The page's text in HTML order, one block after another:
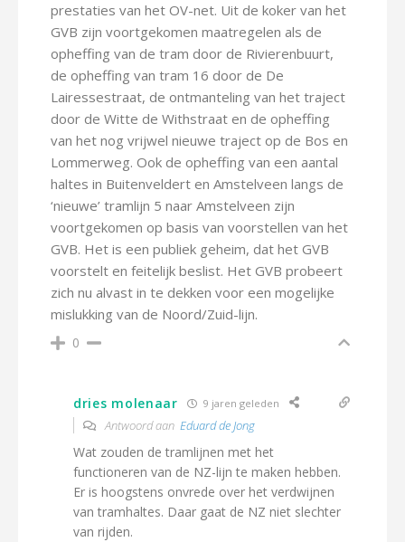
prestaties van het OV-net. Uit de koker van het
GVB zijn voortgekomen maatregelen als de
opheffing van de tram door de Rivierenbuurt,
de opheffing van tram 16 door de De
Lairessestraat, de ontmanteling van het traject
door de Witte de Withstraat en de opheffing
van het nog vrijwel nieuwe traject op de Bos en
Lommerweg. Ook de opheffing van een aantal
haltes in Buitenveldert en Amstelveen langs de
‘nieuwe’ tramlijn 5 naar Amstelveen zijn
voortgekomen op basis van voorstellen van het
GVB. Het is een publiek geheim, dat het GVB
voorstelt en feitelijk beslist. Het GVB probeert
zich nu alvast in te dekken voor een mogelijke
mislukking van de Noord/Zuid-lijn.
0
dries molenaar 9 jaren geleden
Antwoord aan Eduard de Jong
Wat zouden de tramlijnen met het
functioneren van de NZ-lijn te maken hebben.
Er is hoogstens onvrede over het verdwijnen
van tramhaltes. Daar gaat de NZ niet slechter
van rijden.